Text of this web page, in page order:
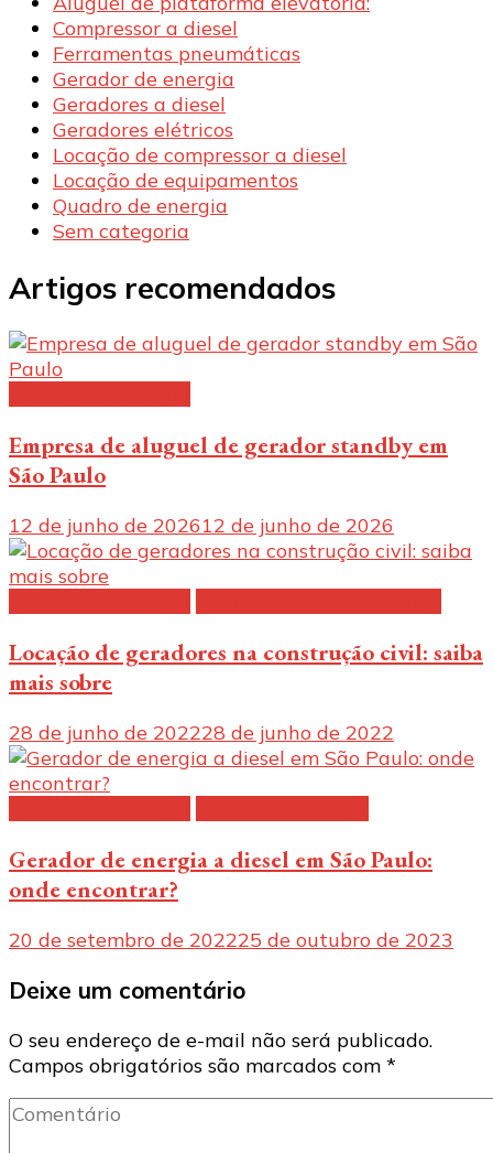
Compressor a diesel
Ferramentas pneumáticas
Gerador de energia
Geradores a diesel
Geradores elétricos
Locação de compressor a diesel
Locação de equipamentos
Quadro de energia
Sem categoria
Artigos recomendados
Empresa de aluguel de gerador standby em
São Paulo
12 de junho de 202612 de junho de 2026
Locação de geradores na construção civil: saiba
mais sobre
28 de junho de 202228 de junho de 2022
Gerador de energia a diesel em São Paulo:
onde encontrar?
20 de setembro de 202225 de outubro de 2023
Deixe um comentário
O seu endereço de e-mail não será publicado.
Campos obrigatórios são marcados com *
Comentário